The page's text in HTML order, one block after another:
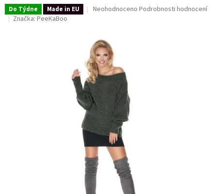
Do Týdne Made in EU
Průměrné
0,0
z
5
hvězdiček.
Neohodnoceno Podrobnosti hodnocení
Značka: PeeKaBoo